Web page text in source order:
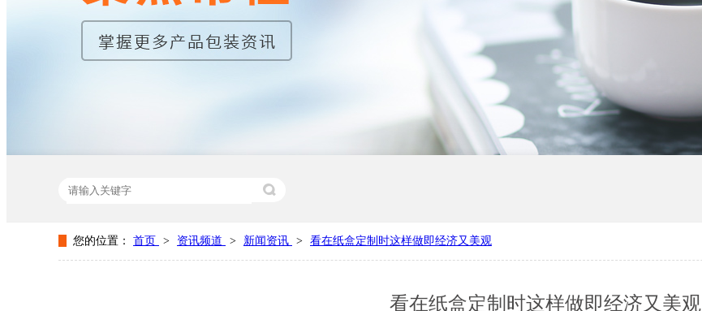
热门关键词： 纸盒包装厂家 纸盒包装设计 包装纸盒生产厂家 河南礼品盒定制
您的位置： 首页 > 资讯频道 > 新闻资讯 > 看在纸盒定制时这样做即经济又美观
看在纸盒定制时这样做即经济又美观